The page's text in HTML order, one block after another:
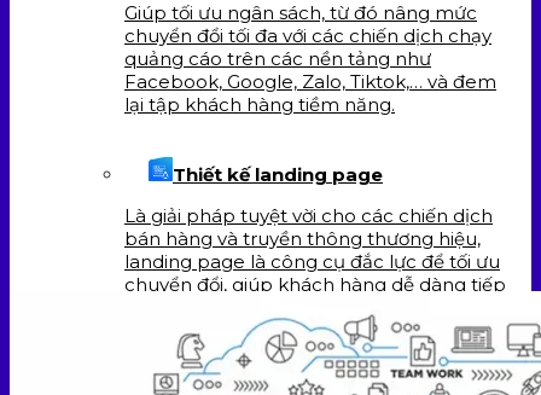
Giúp tối ưu ngân sách, từ đó nâng mức
chuyển đổi tối đa với các chiến dịch chạy
quảng cáo trên các nền tảng như
Facebook, Google, Zalo, Tiktok,… và đem
lại tập khách hàng tiềm năng.
Thiết kế landing page
Là giải pháp tuyệt vời cho các chiến dịch
bán hàng và truyền thông thương hiệu,
landing page là công cụ đắc lực để tối ưu
chuyển đổi, giúp khách hàng dễ dàng tiếp
nghiệp